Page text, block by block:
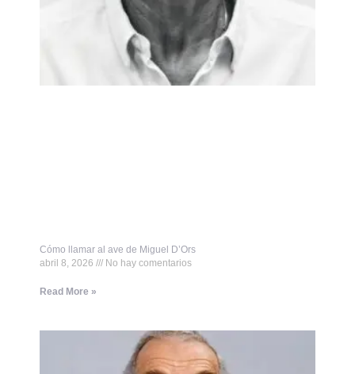
Cómo llamar al ave de Miguel D’Ors
abril 8, 2026
No hay comentarios
Read More »